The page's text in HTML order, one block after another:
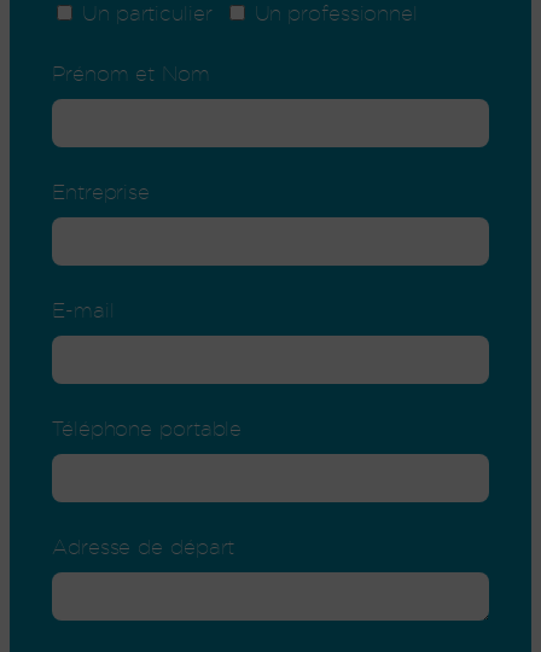
Un particulier
Un professionnel
Prénom et Nom
Entreprise
E-mail
Téléphone portable
Adresse de départ